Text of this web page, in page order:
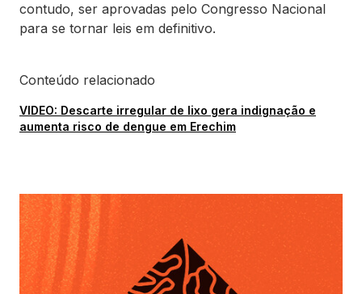
contudo, ser aprovadas pelo Congresso Nacional
para se tornar leis em definitivo.
Conteúdo relacionado
VIDEO: Descarte irregular de lixo gera indignação e
aumenta risco de dengue em Erechim